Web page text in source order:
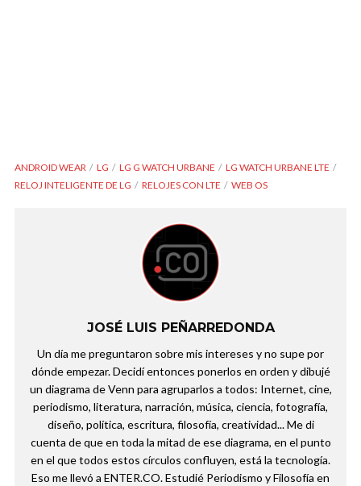
ANDROID WEAR LG LG G WATCH URBANE
LG WATCH URBANE LTE
RELOJ INTELIGENTE DE LG
RELOJES CON LTE WEB OS
JOSÉ LUIS PEÑARREDONDA
Un día me preguntaron sobre mis intereses y no supe por
dónde empezar. Decidí entonces ponerlos en orden y dibujé
un diagrama de Venn para agruparlos a todos: Internet, cine,
periodismo, literatura, narración, música, ciencia, fotografía,
diseño, política, escritura, filosofía, creatividad... Me di
cuenta de que en toda la mitad de ese diagrama, en el punto
en el que todos estos círculos confluyen, está la tecnología.
Eso me llevó a ENTER.CO. Estudié Periodismo y Filosofía en